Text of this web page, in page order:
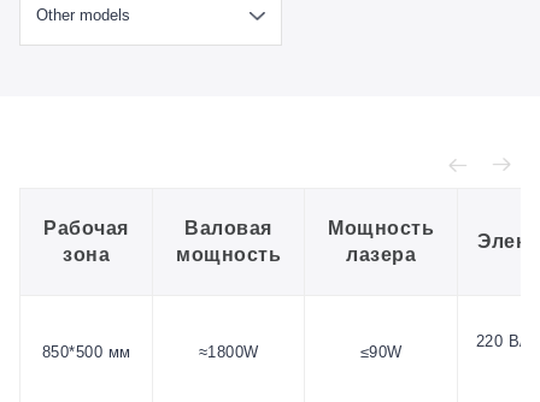
Рабочая
зона
Валовая
мощность
Мощность
лазера
850*500 мм ≈1800W ≤90W
220 В/